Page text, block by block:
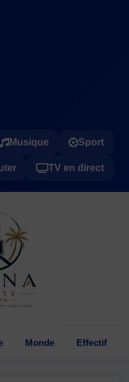
Musique Sport
TV en direct
Monde Effectif